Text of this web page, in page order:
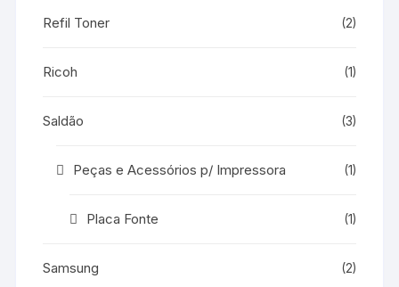
Refil Toner (2)
Ricoh (1)
Saldão (3)
Peças e Acessórios p/ Impressora (1)
Placa Fonte (1)
Samsung (2)